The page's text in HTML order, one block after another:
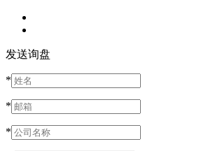
发送询盘
*
*
*